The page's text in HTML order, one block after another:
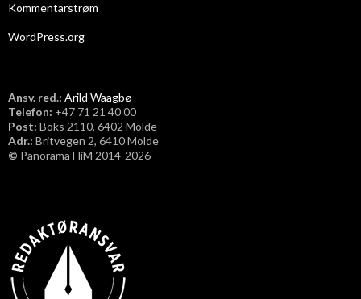
Kommentarstrøm
WordPress.org
Ansv. red.: Arild Waagbø
Telefon: ​+47 71 21 40 00
Post: Boks 2110, 6402 Molde
Adr.: Britvegen 2, 6410 Molde
© Panorama HiM 2014-2026